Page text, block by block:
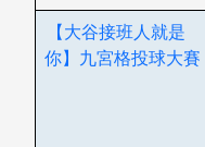
【大谷接班人就是
你】九宮格投球大賽